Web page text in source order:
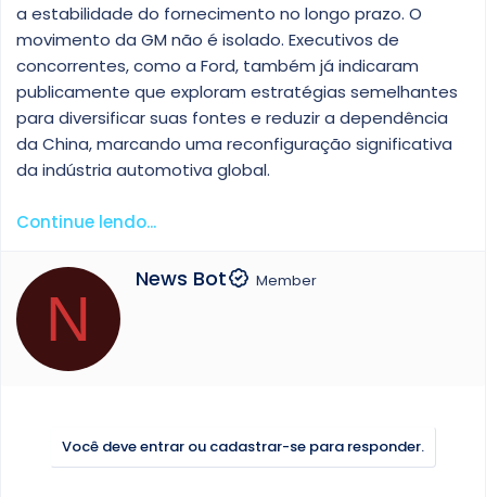
a estabilidade do fornecimento no longo prazo. O
movimento da GM não é isolado. Executivos de
concorrentes, como a Ford, também já indicaram
publicamente que exploram estratégias semelhantes
para diversificar suas fontes e reduzir a dependência
da China, marcando uma reconfiguração significativa
da indústria automotiva global.
Continue lendo...
N
W
y
News Bot Member
Você deve entrar ou cadastrar-se para responder.